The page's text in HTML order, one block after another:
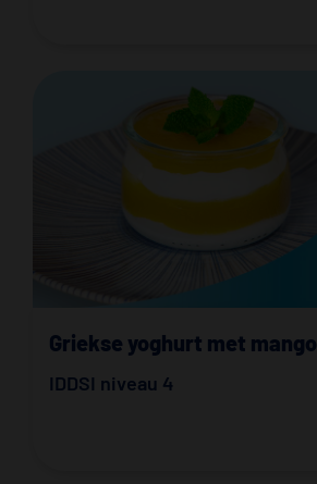
Griekse yoghurt met mango
IDDSI niveau 4